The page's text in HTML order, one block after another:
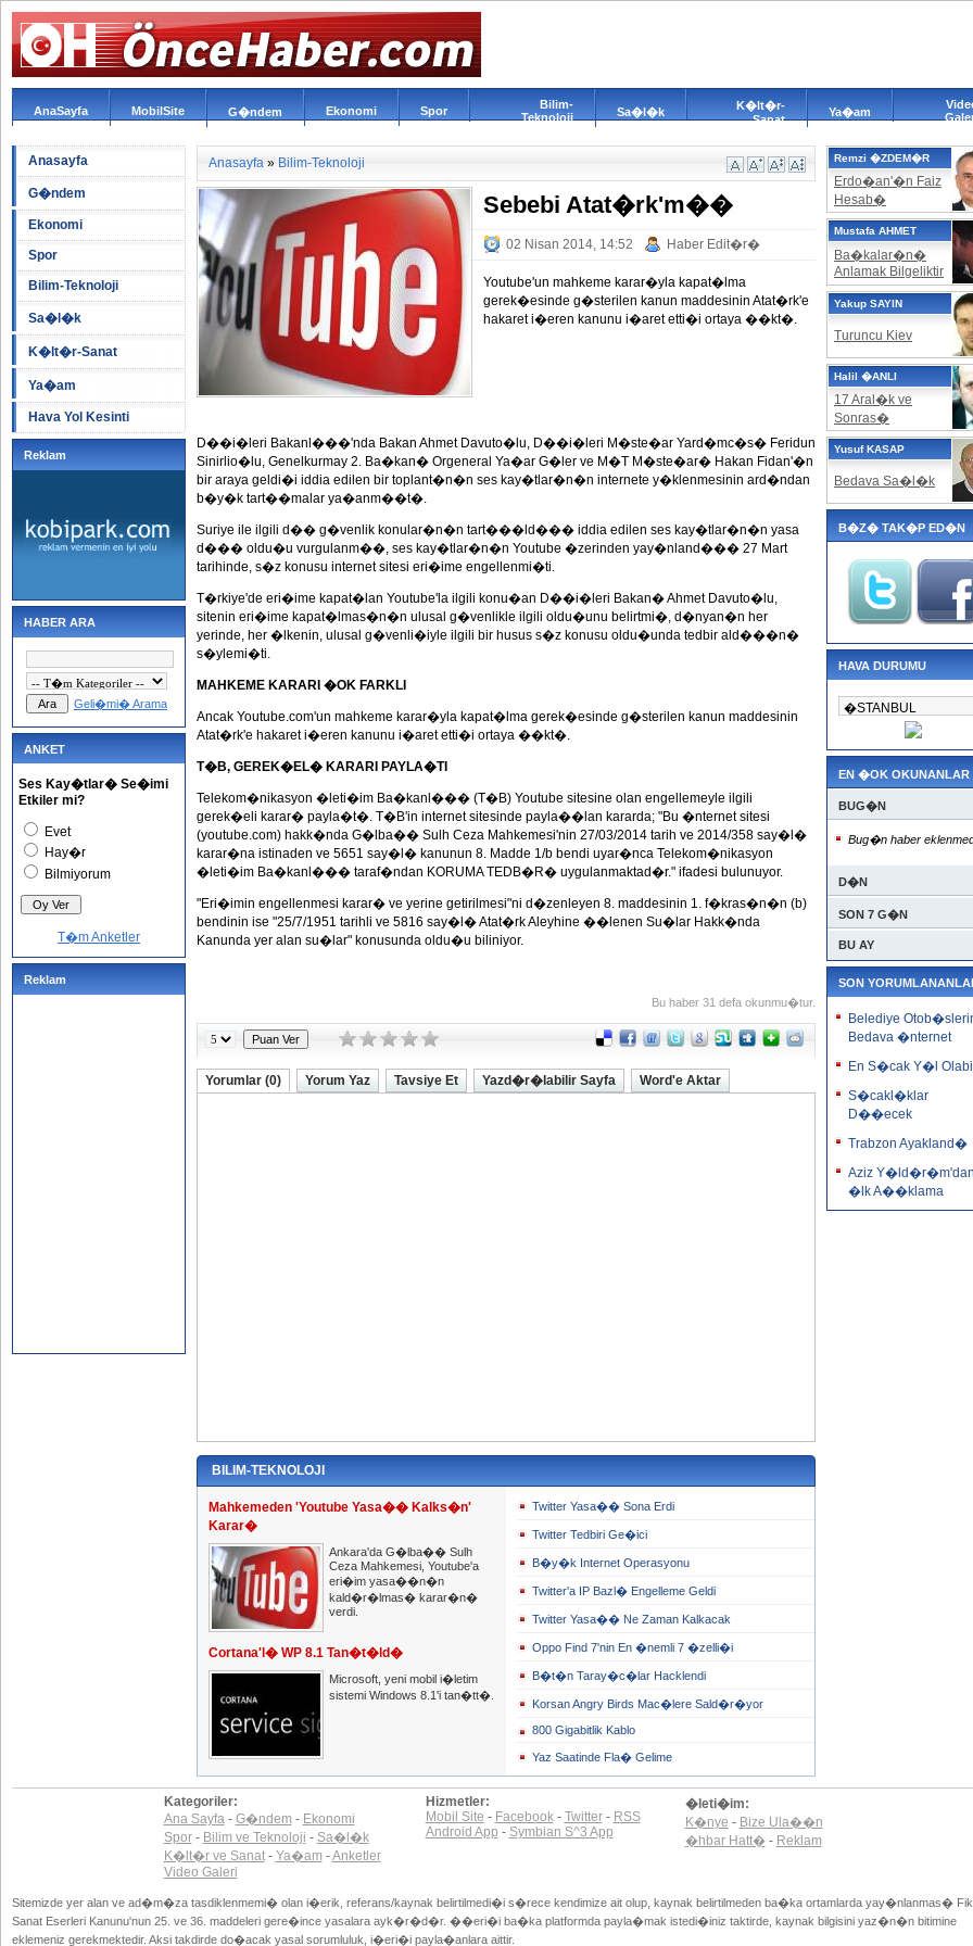
AnaSayfa MobilSite G�ndem Ekonomi Spor
Bilim-
Teknoloji
Sa�l�k
K�lt�r-
Sanat
Ya�am
Anasayfa
G�ndem
Ekonomi
Spor
Bilim-Teknoloji
Sa�l�k
K�lt�r-Sanat
Ya�am
Hava Yol Kesinti
Reklam
HABER ARA
Geli�mi� Arama
ANKET
Ses Kay�tlar� Se�imi
Etkiler mi?
Evet
Hay�r
Bilmiyorum
T�m Anketler
Reklam
Anasayfa » Bilim-Teknoloji
Sebebi Atat�rk'm��
02 Nisan 2014, 14:52 Haber Edit�r�
Youtube'un mahkeme karar�yla kapat�lma
gerek�esinde g�sterilen kanun maddesinin Atat�rk'e
hakaret i�eren kanunu i�aret etti�i ortaya ��kt�.
D��i�leri Bakanl���'nda Bakan Ahmet Davuto�lu, D��i�leri M�ste�ar Yard�mc�s� Feridun
Sinirlio�lu, Genelkurmay 2. Ba�kan� Orgeneral Ya�ar G�ler ve M�T M�ste�ar� Hakan Fidan'�n
bir araya geldi�i iddia edilen bir toplant�n�n ses kay�tlar�n�n internete y�klenmesinin ard�ndan
b�y�k tart��malar ya�anm��t�.
Suriye ile ilgili d�� g�venlik konular�n�n tart���ld��� iddia edilen ses kay�tlar�n�n yasa
d��� oldu�u vurgulanm��, ses kay�tlar�n�n Youtube �zerinden yay�nland��� 27 Mart
tarihinde, s�z konusu internet sitesi eri�ime engellenmi�ti.
T�rkiye'de eri�ime kapat�lan Youtube'la ilgili konu�an D��i�leri Bakan� Ahmet Davuto�lu,
sitenin eri�ime kapat�lmas�n�n ulusal g�venlikle ilgili oldu�unu belirtmi�, d�nyan�n her
yerinde, her �lkenin, ulusal g�venli�iyle ilgili bir husus s�z konusu oldu�unda tedbir ald���n�
s�ylemi�ti.
MAHKEME KARARI �OK FARKLI
Ancak Youtube.com'un mahkeme karar�yla kapat�lma gerek�esinde g�sterilen kanun maddesinin
Atat�rk'e hakaret i�eren kanunu i�aret etti�i ortaya ��kt�.
T�B, GEREK�EL� KARARI PAYLA�TI
Telekom�nikasyon �leti�im Ba�kanl��� (T�B) Youtube sitesine olan engellemeyle ilgili
gerek�eli karar� payla�t�. T�B'in internet sitesinde payla��lan kararda; "Bu �nternet sitesi
(youtube.com) hakk�nda G�lba�� Sulh Ceza Mahkemesi'nin 27/03/2014 tarih ve 2014/358 say�l�
karar�na istinaden ve 5651 say�l� kanunun 8. Madde 1/b bendi uyar�nca Telekom�nikasyon
�leti�im Ba�kanl��� taraf�ndan KORUMA TEDB�R� uygulanmaktad�r." ifadesi bulunuyor.
"Eri�imin engellenmesi karar� ve yerine getirilmesi"ni d�zenleyen 8. maddesinin 1. f�kras�n�n (b)
bendinin ise "25/7/1951 tarihli ve 5816 say�l� Atat�rk Aleyhine ��lenen Su�lar Hakk�nda
Kanunda yer alan su�lar" konusunda oldu�u biliniyor.
Bu haber 31 defa okunmu�tur.
Yorumlar (0) Yorum Yaz Tavsiye Et Yazd�r�labilir Sayfa Word'e Aktar
BILIM-TEKNOLOJI
Mahkemeden 'Youtube Yasa�� Kalks�n'
Karar�
Ankara'da G�lba�� Sulh
Ceza Mahkemesi, Youtube'a
eri�im yasa��n�n
kald�r�lmas� karar�n�
verdi.
Cortana'l� WP 8.1 Tan�t�ld�
Microsoft, yeni mobil i�letim
sistemi Windows 8.1'i tan�tt�.
Twitter Yasa�� Sona Erdi
Twitter Tedbiri Ge�ici
B�y�k Internet Operasyonu
Twitter'a IP Bazl� Engelleme Geldi
Twitter Yasa�� Ne Zaman Kalkacak
Oppo Find 7'nin En �nemli 7 �zelli�i
B�t�n Taray�c�lar Hacklendi
Korsan Angry Birds Mac�lere Sald�r�yor
800 Gigabitlik Kablo
Yaz Saatinde Fla� Gelime
Remzi �ZDEM�R
Erdo�an'�n Faiz
Hesab�
Mustafa AHMET
Ba�kalar�n�
Anlamak Bilgeliktir
Yakup SAYIN
Turuncu Kiev
Halil �ANLI
17 Aral�k ve
Sonras�
Yusuf KASAP
Bedava Sa�l�k
B�Z� TAK�P ED�N
HAVA DURUMU
EN �OK OKUNANLAR
BUG�N
Bug�n haber
D�N
SON 7 G�N
BU AY
SON
Belediye
Bedava �nternet
En S�cak Y�l
S�cakl�klar
D��ecek
Trabzon Ayakland�
Aziz
�lk A��klama
Kategoriler:
Ana Sayfa- G�ndem - Ekonomi
Spor- Bilim ve Teknoloji - Sa�l�k
K�lt�r ve Sanat- Ya�am -Anketler
Video Galeri
Hizmetler:
Mobil Site - Facebook- Twitter- RSS
Android App - Symbian S^3 App
�leti�im:
K�nye - Bize Ula��n
�hbar Hatt�- Reklam
Sitemizde yer alan ve ad�m�za tasdiklenmemi� olan i�erik, referans/kaynak belirtilmedi�i s�rece kendimize ait olup, kaynak belirtilmeden ba�ka ortamlarda yay�nlanmas�
Sanat Eserleri Kanunu'nun 25. ve 36. maddeleri gere�ince yasalara ayk�r�d�r. ��eri�i ba�ka platformda payla�mak istedi�iniz taktirde, kaynak bilgisini yaz�n�n bitimine
eklemeniz gerekmektedir. Aksi takdirde do�acak yasal sorumluluk, i�eri�i payla�anlara aittir.